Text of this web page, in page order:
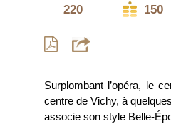
220 150
Surplombant l’opéra, le
centre de Vichy, à
associe son style Belle-